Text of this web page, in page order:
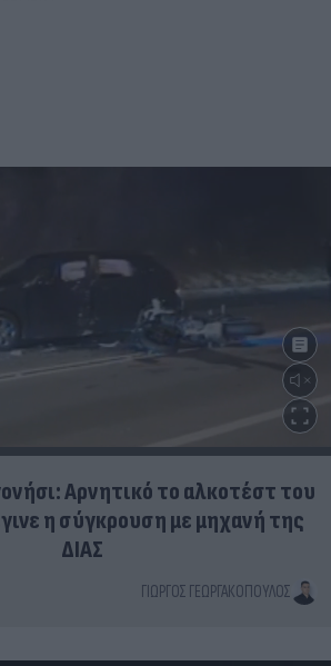
Αρνητικό το αλκοτέστ του
η σύγκρουση με μηχανή της
ΔΙΑΣ
ΓΙΏΡΓΟΣ ΓΕΩΡΓΑΚΌΠΟΥΛΟΣ